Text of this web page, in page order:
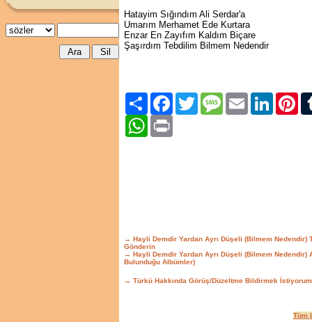
Hatayim Sığındım Ali Serdar'a
Umarım Merhamet Ede Kurtara
Enzar En Zayıfım Kaldım Biçare
Şaşırdım Tebdilim Bilmem Nedendir
Paylaş FacebookTwitter Message Email LinkedIn
WhatsApp
→ Hayli Demdir Yardan Ayrı Düşeli (Bilmem Nedendir)
Gönderin
→ Hayli Demdir Yardan Ayrı Düşeli (Bilmem Nedendir)
Bulunduğu Albümler)
→ Türkü Hakkında Görüş/Düzeltme Bildirmek İstiyorum
Tüm